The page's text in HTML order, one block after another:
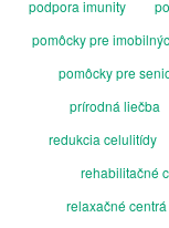
podpora imunity
pomôcky pre
pomôcky pre
prírodná liečba
redukcia celulitídy
rehabilitačné
relaxačné centrá